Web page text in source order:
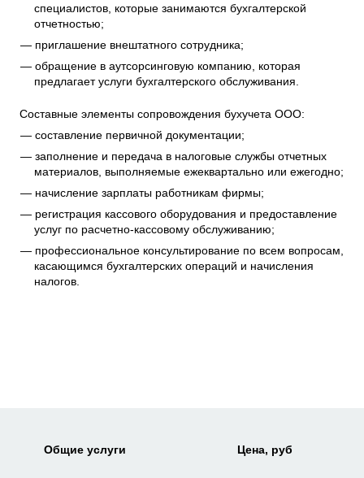
специалистов, которые занимаются бухгалтерской
отчетностью;
приглашение внештатного сотрудника;
обращение в аутсорсинговую компанию, которая
предлагает услуги бухгалтерского обслуживания.
Составные элементы сопровождения бухучета ООО:
составление первичной документации;
заполнение и передача в налоговые службы отчетных
материалов, выполняемые ежеквартально или ежегодно;
начисление зарплаты работникам фирмы;
регистрация кассового оборудования и предоставление
услуг по расчетно-кассовому обслуживанию;
профессиональное консультирование по всем вопросам,
касающимся бухгалтерских операций и начисления
налогов.
Общие услуги Цена, руб